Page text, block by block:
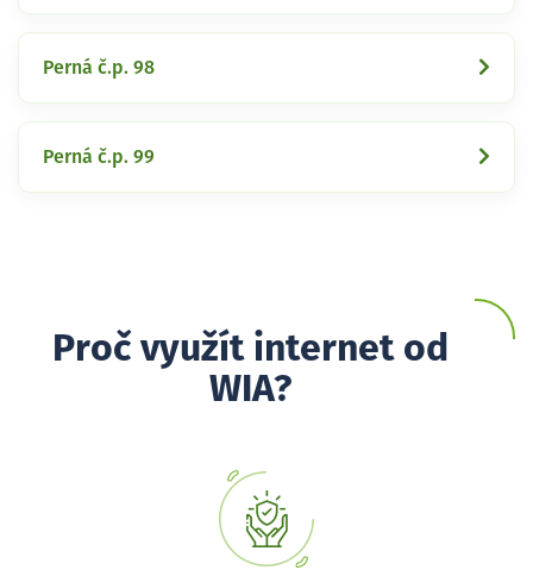
Perná č.p. 98
Perná č.p. 99
Proč využít internet od
WIA?